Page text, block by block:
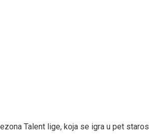
Talent lige, koja se igra u pet